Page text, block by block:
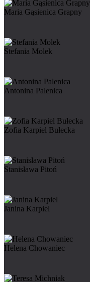
Maria Gąsienica Grapny
Stefania Molek
Antonina Palenica
Zofia Karpiel Bułecka
Stanisława Pitoń
Janina Karpiel
Helena Chowaniec